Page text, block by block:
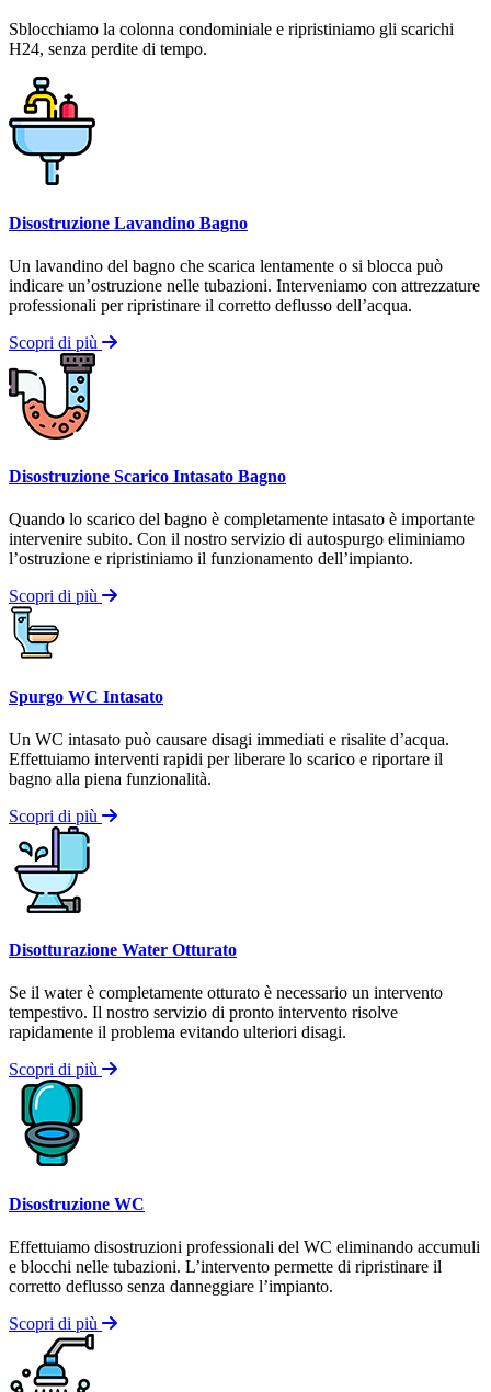
Sblocchiamo la colonna condominiale e ripristiniamo gli scarichi
H24, senza perdite di tempo.
Disostruzione Lavandino Bagno
Un lavandino del bagno che scarica lentamente o si blocca può
indicare un’ostruzione nelle tubazioni. Interveniamo con attrezzature
professionali per ripristinare il corretto deflusso dell’acqua.
Scopri di più
Disostruzione Scarico Intasato Bagno
Quando lo scarico del bagno è completamente intasato è importante
intervenire subito. Con il nostro servizio di autospurgo eliminiamo
l’ostruzione e ripristiniamo il funzionamento dell’impianto.
Scopri di più
Spurgo WC Intasato
Un WC intasato può causare disagi immediati e risalite d’acqua.
Effettuiamo interventi rapidi per liberare lo scarico e riportare il
bagno alla piena funzionalità.
Scopri di più
Disotturazione Water Otturato
Se il water è completamente otturato è necessario un intervento
tempestivo. Il nostro servizio di pronto intervento risolve
rapidamente il problema evitando ulteriori disagi.
Scopri di più
Disostruzione WC
Effettuiamo disostruzioni professionali del WC eliminando accumuli
e blocchi nelle tubazioni. L’intervento permette di ripristinare il
corretto deflusso senza danneggiare l’impianto.
Scopri di più